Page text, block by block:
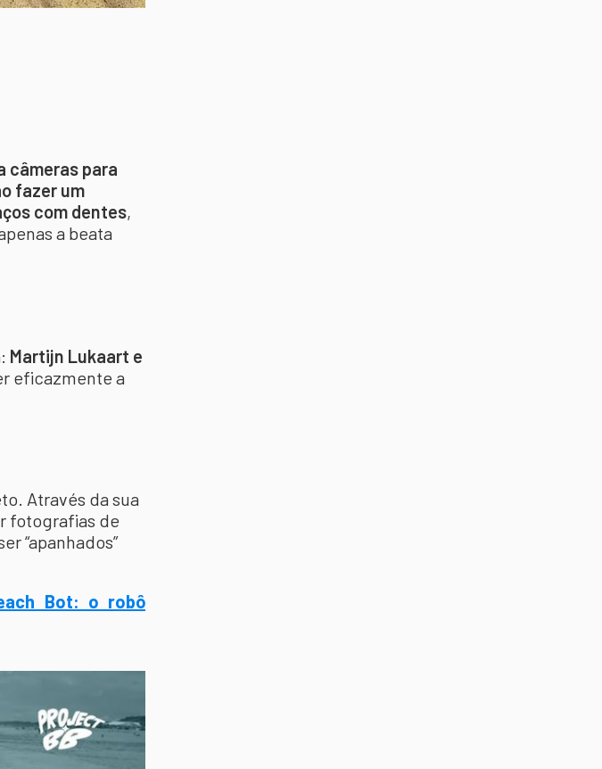
câmeras para
fazer um
com dentes,
a beata
Martijn Lukaart e
eficazmente a
Através da sua
fotografias de
“apanhados”
Bot: o robô